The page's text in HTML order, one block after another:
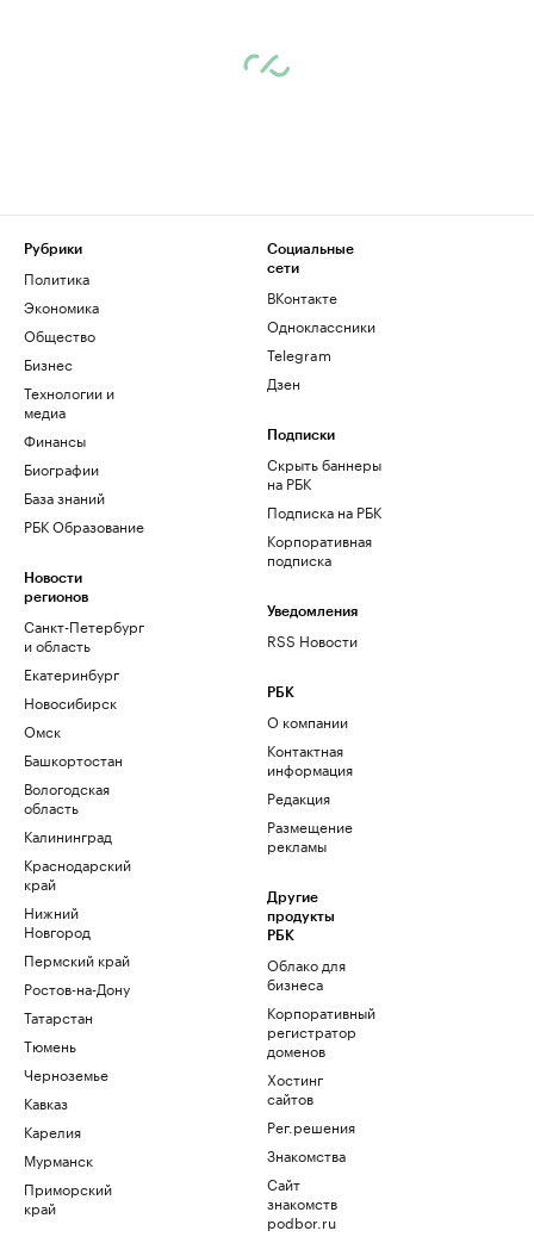
Рубрики
Политика
Экономика
Общество
Бизнес
Технологии и
медиа
Финансы
Биографии
База знаний
РБК Образование
Новости
регионов
Санкт-Петербург
и область
Екатеринбург
Новосибирск
Омск
Башкортостан
Вологодская
область
Калининград
Краснодарский
край
Нижний
Новгород
Пермский край
Ростов-на-Дону
Татарстан
Тюмень
Черноземье
Кавказ
Карелия
Мурманск
Приморский
край
Социальные
сети
ВКонтакте
Одноклассники
Telegram
Дзен
Подписки
Скрыть баннеры
на РБК
Подписка на РБК
Корпоративная
подписка
Уведомления
RSS Новости
РБК
О компании
Контактная
информация
Редакция
Размещение
рекламы
Другие
продукты
РБК
Облако для
бизнеса
Корпоративный
регистратор
доменов
Хостинг
сайтов
Рег.решения
Знакомства
Сайт
знакомств
podbor.ru